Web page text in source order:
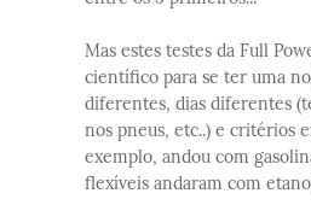
Mas estes testes da Full
científico para se ter uma
diferentes, dias diferentes
nos pneus, etc..) e critérios
exemplo, andou com
flexíveis andaram com